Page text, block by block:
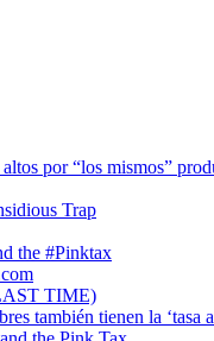
por “los mismos”
Trap
the #Pinktax
TIME)
también tienen la ‘tasa